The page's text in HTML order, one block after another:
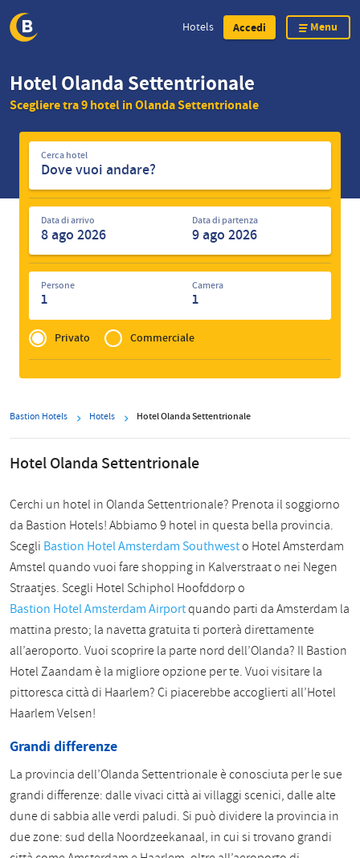
main
Hotels Accedi Menu
Hotel Olanda Settentrionale
Scegliere tra 9 hotel in Olanda Settentrionale
Cerca
hotelCerca hotel
Data di arrivo Data di partenza
Persone
1
Camera
1
Privé
of
Zakelijk
Privato Commerciale
Bastion Hotels Hotels Hotel Olanda Settentrionale
Hotel Olanda Settentrionale
Cerchi un hotel in Olanda Settentrionale? Prenota il soggiorno
da Bastion Hotels! Abbiamo 9 hotel in questa bella provincia.
Scegli Bastion Hotel Amsterdam Southwesto Hotel Amsterdam
Amstel quando vuoi fare shopping in Kalverstraat o nei Negen
Straatjes. Scegli Hotel Schiphol Hoofddorp o
Bastion Hotel Amsterdam Airportquando parti da Amsterdam la
mattina presto; la navetta gratuita ti porterà direttamente
all’aeroporto. Vuoi scoprire la parte nord dell’Olanda? Il Bastion
Hotel Zaandam è la migliore opzione per te. Vuoi visitare la
pittoresca città di Haarlem? Ci piacerebbe accoglierti all’Hotel
Haarlem Velsen!
Grandi differenze
La provincia dell’Olanda Settentrionale è conosciuta per le sue
grandi differenze: dalle vivaci città ai villaggi scenici, dalle alte
dune di sabbia alle verdi paludi. Si può dividere la provincia in
due zone: sud della Noordzeekanaal, in cui si trovano grandi